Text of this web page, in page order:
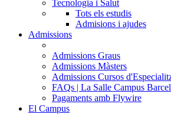
Tecnologia i Salut
Tots els estudis
Admisions i ajudes
Admissions
Admissions Graus
Admissions Màsters
Admissions Cursos
FAQs | La Salle Campus
Pagaments amb Flywire
El Campus